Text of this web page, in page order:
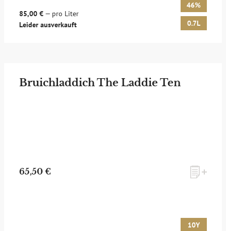
85,00 € — pro Liter
Leider ausverkauft
46%
0.7L
Bruichladdich The Laddie Ten
65,50 €
10Y